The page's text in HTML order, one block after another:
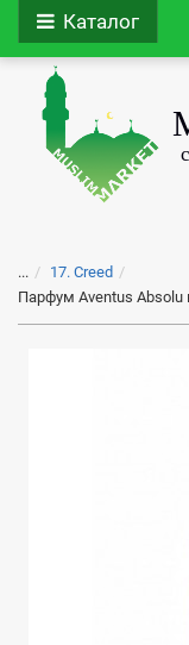
Каталог
...
17. Creed
Парфум Aventus Absolu